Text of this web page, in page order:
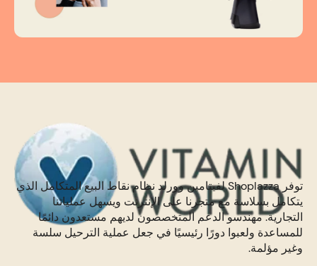
توفر Shoplazza لفيتامين وورلد نظام نقاط البيع المتكامل الذي
يتكامل بسلاسة مع متجرنا على الإنترنت ويسهل عملياتنا
التجارية. مهندسو الدعم المتخصصون لديهم مستعدون دائمًا
للمساعدة ولعبوا دورًا رئيسيًا في جعل عملية الترحيل سلسة
وغير مؤلمة.